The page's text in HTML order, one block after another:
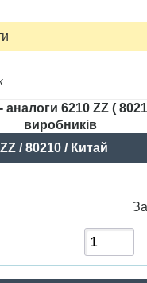
аналоги 6210 ZZ (
виробників
/ 80210 / Китай